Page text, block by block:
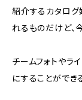
紹介するカタログ
れるものだけど、
チームフォトやラ
にすることができ